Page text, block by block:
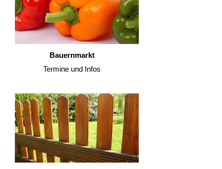
Bauernmarkt
Termine und Infos